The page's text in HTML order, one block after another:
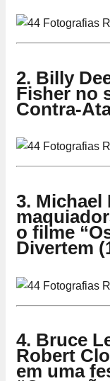
2. Billy
Fisher no
Contra-
3. Michael
o filme
Divertem
4. Bruce
Robert
em uma